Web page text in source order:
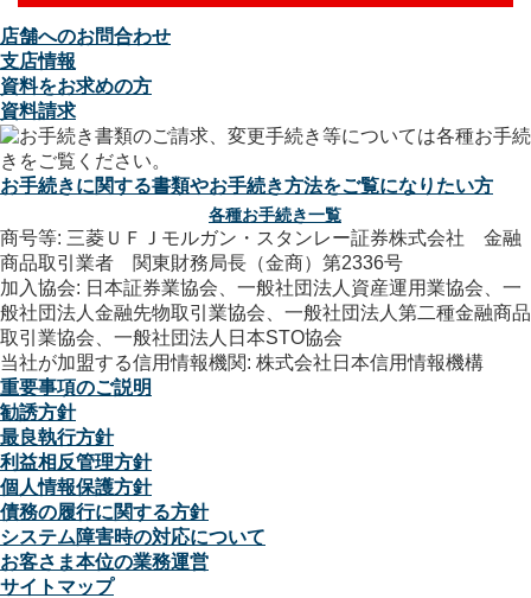
店舗へのお問合わせ
支店情報
資料をお求めの方
資料請求
お手続きに関する書類やお手続き方法をご覧になりたい方
各種お手続き一覧
商号等: 三菱ＵＦＪモルガン・スタンレー証券株式会社 金融
商品取引業者 関東財務局長（金商）第2336号
加入協会: 日本証券業協会、一般社団法人資産運用業協会、一
般社団法人金融先物取引業協会、一般社団法人第二種金融商品
取引業協会、一般社団法人日本STO協会
当社が加盟する信用情報機関: 株式会社日本信用情報機構
重要事項のご説明
勧誘方針
最良執行方針
利益相反管理方針
個人情報保護方針
債務の履行に関する方針
システム障害時の対応について
お客さま本位の業務運営
サイトマップ